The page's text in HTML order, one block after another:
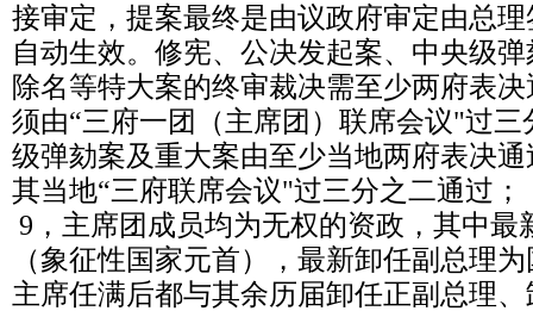
接审定，提案最终是由议政府审定由总
自动生效。修宪、公决发起案、中央级
除名等特大案的终审裁决需至少两府表
须由“三府一团（主席团）联席会议"过
级弹劾案及重大案由至少当地两府表决
其当地“三府联席会议"过三分之二通过；
9，主席团成员均为无权的资政，其中最
（象征性国家元首），最新卸任副总理
主席任满后都与其余历届卸任正副总理